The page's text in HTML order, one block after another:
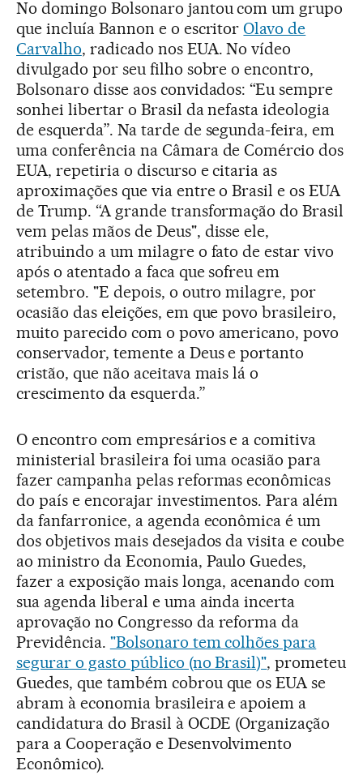
No domingo Bolsonaro jantou com um grupo
que incluía Bannon e o escritor Olavo de
Carvalho, radicado nos EUA. No vídeo
divulgado por seu filho sobre o encontro,
Bolsonaro disse aos convidados: “Eu sempre
sonhei libertar o Brasil da nefasta ideologia
de esquerda”. Na tarde de segunda-feira, em
uma conferência na Câmara de Comércio dos
EUA, repetiria o discurso e citaria as
aproximações que via entre o Brasil e os EUA
de Trump. “A grande transformação do Brasil
vem pelas mãos de Deus", disse ele,
atribuindo a um milagre o fato de estar vivo
após o atentado a faca que sofreu em
setembro. "E depois, o outro milagre, por
ocasião das eleições, em que povo brasileiro,
muito parecido com o povo americano, povo
conservador, temente a Deus e portanto
cristão, que não aceitava mais lá o
crescimento da esquerda.”
O encontro com empresários e a comitiva
ministerial brasileira foi uma ocasião para
fazer campanha pelas reformas econômicas
do país e encorajar investimentos. Para além
da fanfarronice, a agenda econômica é um
dos objetivos mais desejados da visita e coube
ao ministro da Economia, Paulo Guedes,
fazer a exposição mais longa, acenando com
sua agenda liberal e uma ainda incerta
aprovação no Congresso da reforma da
Previdência. "Bolsonaro tem colhões para
segurar o gasto público (no Brasil)", prometeu
Guedes, que também cobrou que os EUA se
abram à economia brasileira e apoiem a
candidatura do Brasil à OCDE (Organização
para a Cooperação e Desenvolvimento
Econômico).